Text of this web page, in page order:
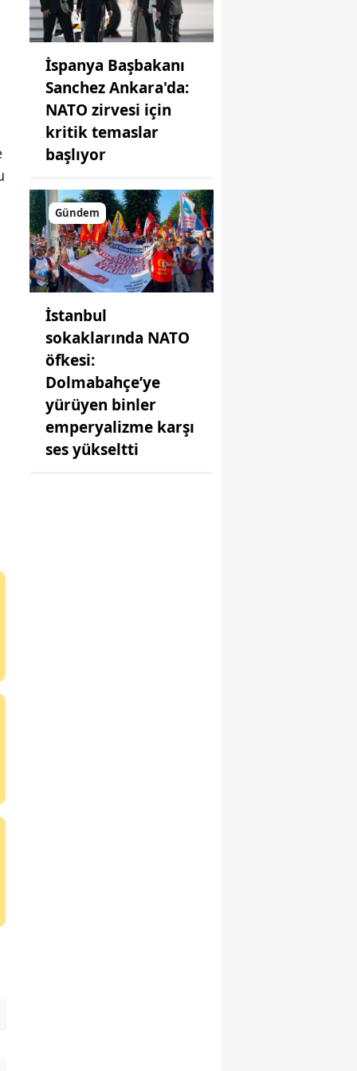
İspanya Başbakanı
Sanchez Ankara'da:
NATO zirvesi için
kritik temaslar
başlıyor
Gündem
İstanbul
sokaklarında NATO
öfkesi:
Dolmabahçe’ye
yürüyen binler
emperyalizme karşı
ses yükseltti